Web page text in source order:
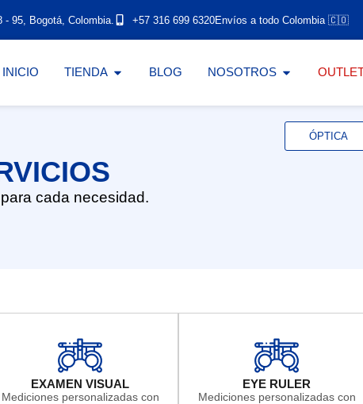
- 95, Bogotá, Colombia. +57 316 699 6320Envíos a todo Colombia 🇨🇴
INICIO TIENDA BLOG NOSOTROS
cada necesidad.
ÓPTICA
EXAMEN VISUAL
Mediciones personalizadas con
EYE RULER
Mediciones personalizadas con